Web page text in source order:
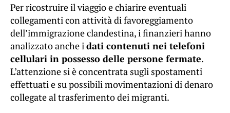
Per ricostruire il viaggio e chiarire eventuali
collegamenti con attività di favoreggiamento
dell’immigrazione clandestina, i finanzieri hanno
analizzato anche i dati contenuti nei telefoni
cellulari in possesso delle persone fermate.
L’attenzione si è concentrata sugli spostamenti
effettuati e su possibili movimentazioni di denaro
collegate al trasferimento dei migranti.